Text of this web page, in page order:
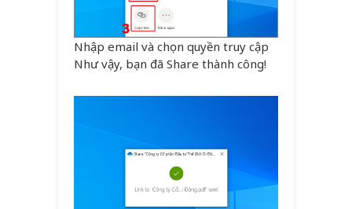
Nhập email và chọn quyền truy cập
Như vậy, bạn đã Share thành công!